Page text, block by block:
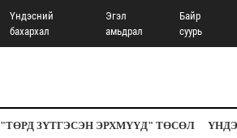
Үндэсний
бахархал
Эгэл
амьдрал
Байр
суурь
"ТӨРД ЗҮТГЭСЭН ЭРХМҮҮД" ТӨСӨЛ